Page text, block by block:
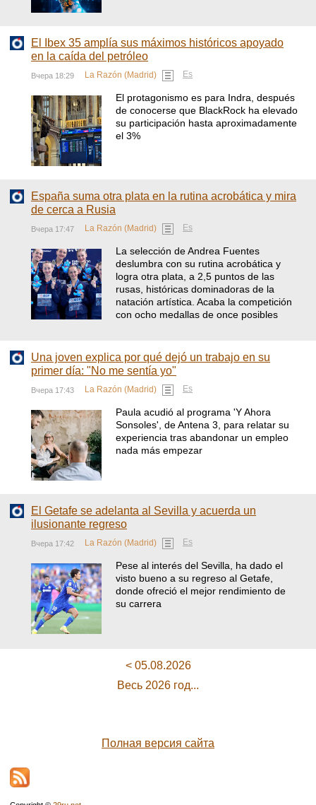
El Ibex 35 amplía sus máximos históricos apoyado
en la caída del petróleo
Вчера 18:29 La Razón (Madrid) Es
El protagonismo es para Indra, después
de conocerse que BlackRock ha elevado
su participación hasta aproximadamente
el 3%
España suma otra plata en la rutina acrobática y mira
de cerca a Rusia
Вчера 17:47 La Razón (Madrid) Es
La selección de Andrea Fuentes
deslumbra con su rutina acrobática y
logra otra plata, a 2,5 puntos de las
rusas, históricas dominadoras de la
natación artística. Acaba la competición
con ocho medallas de once posibles
Una joven explica por qué dejó un trabajo en su
primer día: "No me sentía yo"
Вчера 17:43 La Razón (Madrid) Es
Paula acudió al programa 'Y Ahora
Sonsoles', de Antena 3, para relatar su
experiencia tras abandonar un empleo
nada más empezar
El Getafe se adelanta al Sevilla y acuerda un
ilusionante regreso
Вчера 17:42 La Razón (Madrid) Es
Pese al interés del Sevilla, ha dado el
visto bueno a su regreso al Getafe,
donde ofreció el mejor rendimiento de
su carrera
< 05.08.2026
Весь 2026 год...
Полная версия сайта